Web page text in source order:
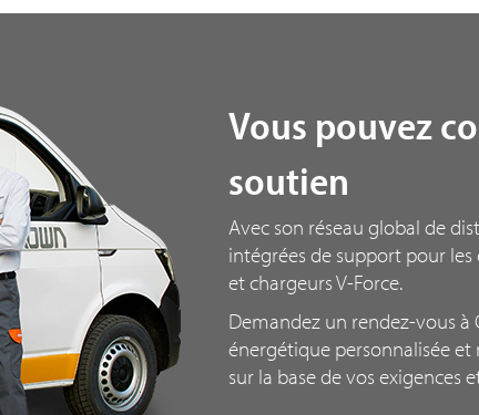
Vous pouvez
soutien
Avec son réseau global de
intégrées de support pour
et chargeursV-Force.
Demandez un rendez-vous
énergétique personnalisée
sur la base de vos exigences